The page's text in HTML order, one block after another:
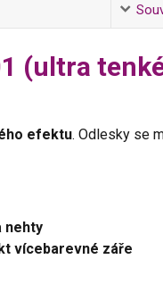
(ultra
efektu. Odlesky se
nehty
vícebarevné záře